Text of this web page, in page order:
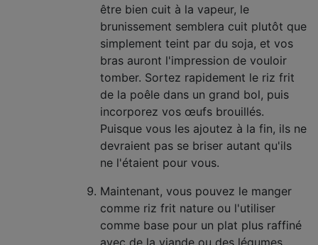
être bien cuit à la vapeur, le
brunissement semblera cuit plutôt que
simplement teint par du soja, et vos
bras auront l'impression de vouloir
tomber. Sortez rapidement le riz frit
de la poêle dans un grand bol, puis
incorporez vos œufs brouillés.
Puisque vous les ajoutez à la fin, ils ne
devraient pas se briser autant qu'ils
ne l'étaient pour vous.
Maintenant, vous pouvez le manger
comme riz frit nature ou l'utiliser
comme base pour un plat plus raffiné
avec de la viande ou des légumes.